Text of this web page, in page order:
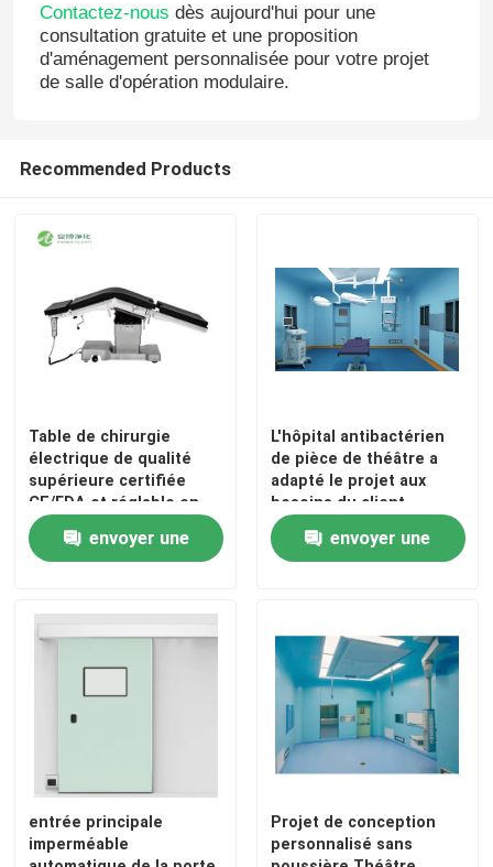
Contactez-nous dès aujourd'hui pour une
consultation gratuite et une proposition
d'aménagement personnalisée pour votre projet
de salle d'opération modulaire.
Recommended Products
Table de chirurgie
électrique de qualité
supérieure certifiée
CE/FDA et réglable en
plusieurs positions
envoyer une
L'hôpital antibactérien
de pièce de théâtre a
adapté le projet aux
besoins du client
d'outre-mer
envoyer une
entrée principale
imperméable
Projet de conception
personnalisé sans